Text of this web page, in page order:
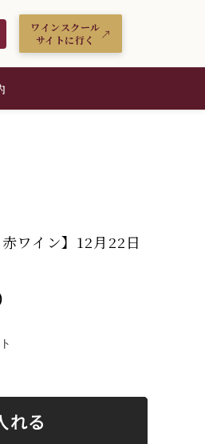
ワインスクール
サイトに行く
ワイン】12月22日